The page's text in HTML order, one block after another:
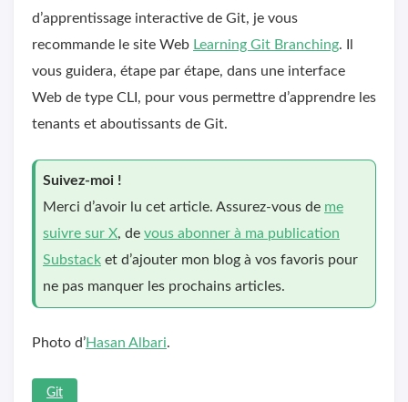
d’apprentissage interactive de Git, je vous
recommande le site Web Learning Git Branching. Il
vous guidera, étape par étape, dans une interface
Web de type CLI, pour vous permettre d’apprendre les
tenants et aboutissants de Git.
Suivez-moi !
Merci d’avoir lu cet article. Assurez-vous de me
suivre sur X, de vous abonner à ma publication
Substack et d’ajouter mon blog à vos favoris pour
ne pas manquer les prochains articles.
Photo d’Hasan Albari.
Git